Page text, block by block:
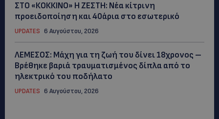
ΣΤΟ «ΚΟΚΚΙΝΟ» Η ΖΕΣΤΗ: Νέα κίτρινη
προειδοποίηση και 40άρια στο εσωτερικό
UPDATES 6 Αυγούστου, 2026
ΛΕΜΕΣΟΣ: Μάχη για τη ζωή του δίνει 18χρονος –
Βρέθηκε βαριά τραυματισμένος δίπλα από το
ηλεκτρικό του ποδήλατο
UPDATES 6 Αυγούστου, 2026